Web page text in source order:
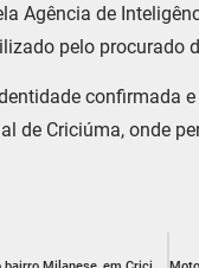
Agência de
pelo procurado
confirmada
de Criciúma, onde